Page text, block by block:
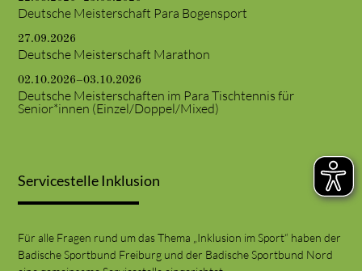
Deutsche Meisterschaft Para Bogensport
27.09.2026
Deutsche Meisterschaft Marathon
02.10.2026–03.10.2026
Deutsche Meisterschaften im Para Tischtennis für
Senior*innen (Einzel/Doppel/Mixed)
Servicestelle Inklusion
Für alle Fragen rund um das Thema „Inklusion im Sport“ haben der
Badische Sportbund Freiburg und der Badische Sportbund Nord